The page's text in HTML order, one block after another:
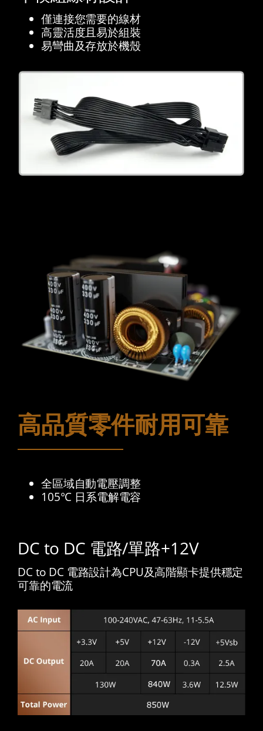
僅連接您需要的線材
高靈活度且易於組裝
易彎曲及存放於機殼
高品質零件耐用可靠
全區域自動電壓調整
105°C 日系電解電容
DC to DC 電路/單路+12V
DC to DC 電路設計為CPU及高階顯卡提供穩定
可靠的電流